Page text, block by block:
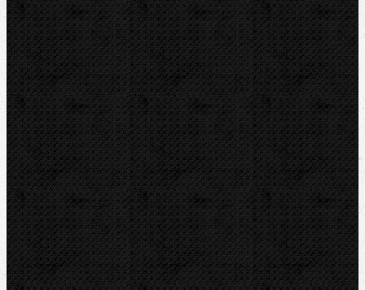
RYOBI
Kontakt
NIPO Tools s.r.o
Lipová 7
CZ-763 26 LUHAČOVICE
Telefon obj.:
602 719 020
Telefon fakt.:
608 719 020
E-mail:
nipo@nipo.cz
Platební brána GOPAY